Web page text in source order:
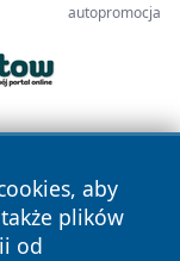
autopromocja
aby
także plików
od